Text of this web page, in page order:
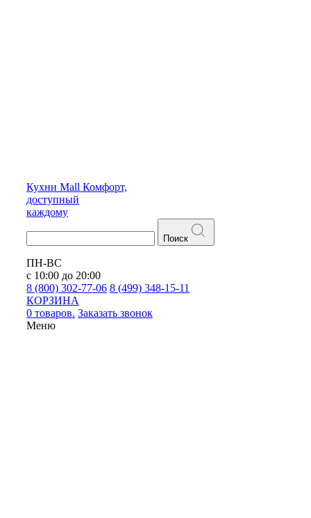
Кухни Mall Комфорт,
доступный
каждому
Поиск
ПН-ВС
с 10:00 до 20:00
8 (800) 302-77-06 8 (499) 348-15-11
КОРЗИНА
0 товаров. Заказать звонок
Меню